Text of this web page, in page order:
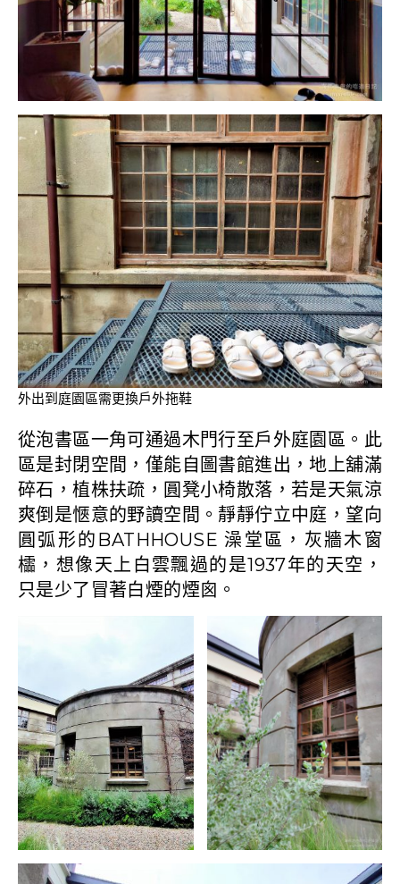
外出到庭園區需更換戶外拖鞋
從泡書區一角可通過木門行至戶外庭園區。此
區是封閉空間，僅能自圖書館進出，地上舖滿
碎石，植株扶疏，圓凳小椅散落，若是天氣涼
爽倒是愜意的野讀空間。靜靜佇立中庭，望向
圓弧形的BATHHOUSE 澡堂區，灰牆木窗
櫺，想像天上白雲飄過的是1937年的天空，
只是少了冒著白煙的煙囪。